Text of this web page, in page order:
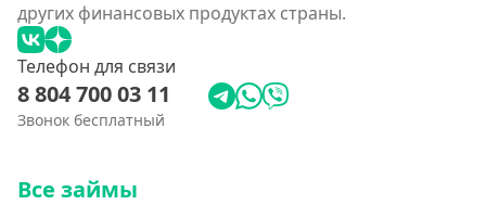
600 тысяч
650000 руб
700000 руб
750000 руб
850000 руб
других финансовых продуктах страны.
Телефон для связи
8 804 700 03 11
Звонок бесплатный
Все займы